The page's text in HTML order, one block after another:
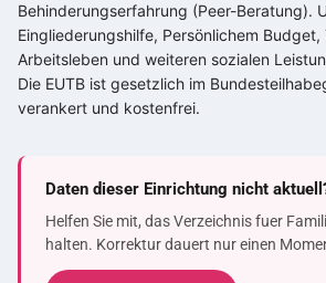
Behinderungserfahrung (Peer-Beratung).
Eingliederungshilfe, Persönlichem Budget,
Arbeitsleben und weiteren sozialen
Die EUTB ist gesetzlich im
verankert und kostenfrei.
Daten dieser Einrichtung nicht
Helfen Sie mit, das Verzeichnis fuer
halten. Korrektur dauert nur einen